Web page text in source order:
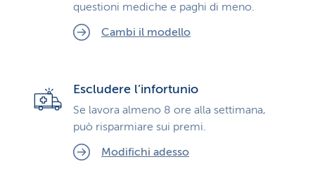
questioni mediche e paghi di meno.
Cambi il modello
Escludere l’infortunio
Se lavora almeno 8 ore alla settimana,
può risparmiare sui premi.
Modifichi adesso